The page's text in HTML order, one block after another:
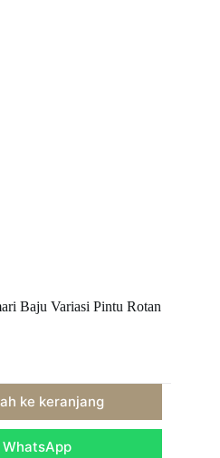
Baju Variasi Pintu Rotan
ke keranjang